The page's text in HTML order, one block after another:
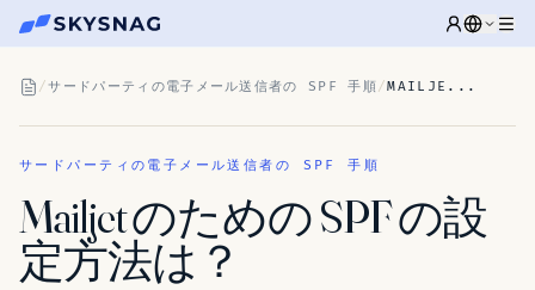
/サードパーティの電子メール送信者の SPF 手順/MAILJE...
サードパーティの電子メール送信者の SPF 手順
Mailjet のための SPF の設
定方法は？